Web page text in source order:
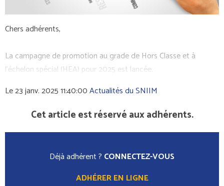
Chers adhérents,
La campagne de promotion au grade de Hors Classe et à
l’échelon spécial (HEA) pour 2025 est lancée.
Le 23 janv. 2025 11:40:00Actualités du SNIIM
Cet article est réservé aux adhérents.
Déjà adhérent ? CONNECTEZ-VOUS
ADHÉRER EN LIGNE